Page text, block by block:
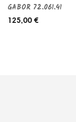
GABOR 72.061.41
125,00 €